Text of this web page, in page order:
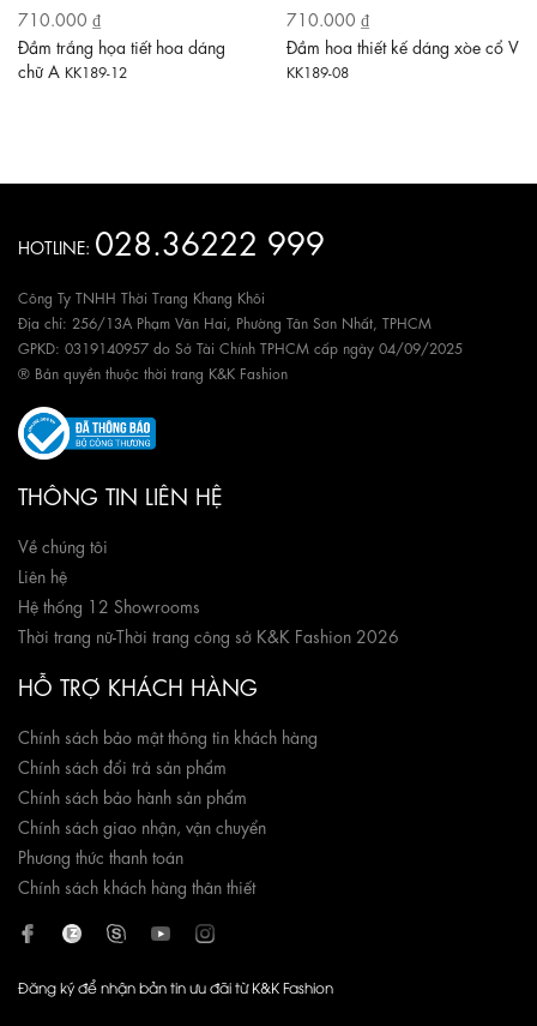
710.000 ₫
Đầm trắng họa tiết hoa dáng
chữ A KK189-12
710.000 ₫
Đầm hoa thiết kế dáng xòe cổ V
KK189-08
HOTLINE: 028.36222 999
Công Ty TNHH Thời Trang Khang Khôi
Địa chỉ: 256/13A Phạm Văn Hai, Phường Tân Sơn Nhất, TPHCM
GPKD: 0319140957 do Sở Tài Chính TPHCM cấp ngày 04/09/2025
® Bản quyền thuộc thời trang K&K Fashion
THÔNG TIN LIÊN HỆ
Về chúng tôi
Liên hệ
Hệ thống 12 Showrooms
Thời trang nữ-Thời trang công sở K&K Fashion 2026
HỖ TRỢ KHÁCH HÀNG
Chính sách bảo mật thông tin khách hàng
Chính sách đổi trả sản phẩm
Chính sách bảo hành sản phẩm
Chính sách giao nhận, vận chuyển
Phương thức thanh toán
Chính sách khách hàng thân thiết
Đăng ký để nhận bản tin ưu đãi từ K&K Fashion